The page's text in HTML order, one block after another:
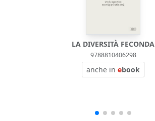
LA DIVERSITÀ FECONDA
9788810406298
anche in ebook